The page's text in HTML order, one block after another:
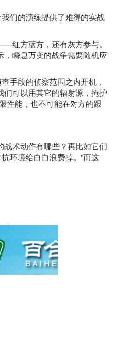
们的演练提供了难得的实战
红方蓝方，还有灰方参与。
，瞬息万变的战争需要随机应
手段的侦察范围之内开机，
们可以用其它的辐射源，掩护
性能，也不可能在对方的跟
战术动作有哪些？再比如它们
环境给白白浪费掉。”而这